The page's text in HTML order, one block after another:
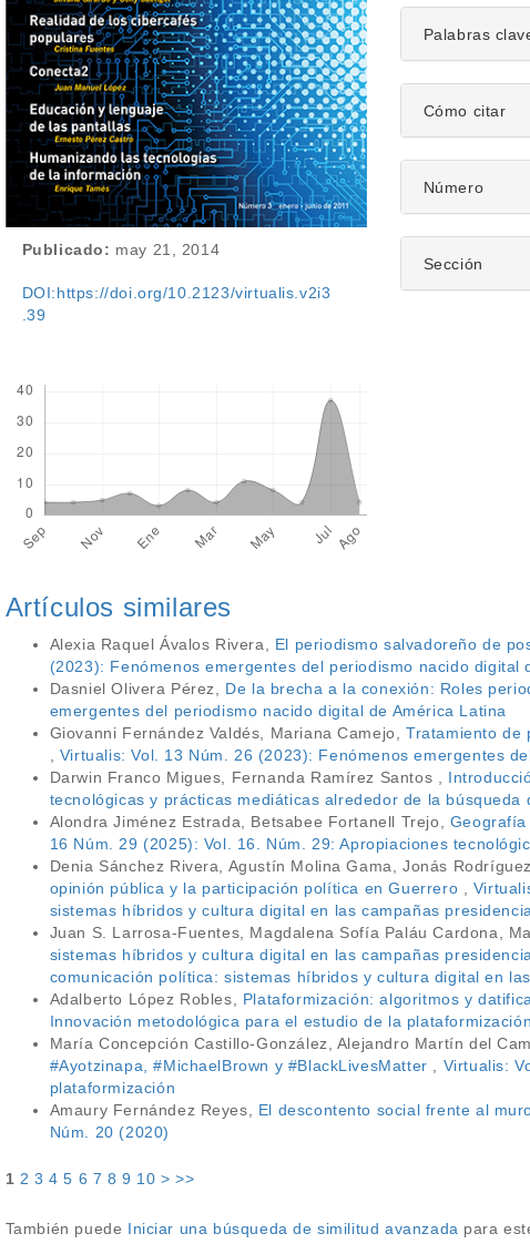
Publicado: may 21, 2014
DOI:https://doi.org/10.2123/virtualis.v2i3
.39
Palabras
Detalles
del
artículo
Cómo citar
Número
Sección
Artículos similares
Alexia Raquel Ávalos Rivera, El periodismo salvadoreño de
(2023): Fenómenos emergentes del periodismo nacido digital
Dasniel Olivera Pérez, De la brecha a la conexión: Roles
emergentes del periodismo nacido digital de América Latina
Giovanni Fernández Valdés, Mariana Camejo,Tratamiento de
Virtualis: Vol. 13 Núm. 26 (2023): Fenómenos emergentes
Darwin Franco Migues, Fernanda Ramírez Santos ,
tecnológicas y prácticas mediáticas alrededor de la búsqueda
Alondra Jiménez Estrada, Betsabee Fortanell Trejo,
16 Núm. 29 (2025): Vol. 16. Núm. 29: Apropiaciones
Denia Sánchez Rivera, Agustín Molina Gama, Jonás
opinión pública y la participación política en Guerrero
sistemas híbridos y cultura digital en las campañas
Juan S. Larrosa-Fuentes, Magdalena Sofía Paláu Cardona,
sistemas híbridos y cultura digital en las campañas
comunicación política: sistemas híbridos y cultura digital en
Adalberto López Robles, Plataformización: algoritmos y
Innovación metodológica para el estudio de la plataformización
María Concepción Castillo-González, Alejandro Martín del
#Ayotzinapa, #MichaelBrown y #BlackLivesMatter
Virtualis:
plataformización
Amaury Fernández Reyes, El descontento social frente al
Núm. 20 (2020)
1 2 3 4 5 6 7 8 9 10 > >>
También puede Iniciar una búsqueda de similitud avanzada para